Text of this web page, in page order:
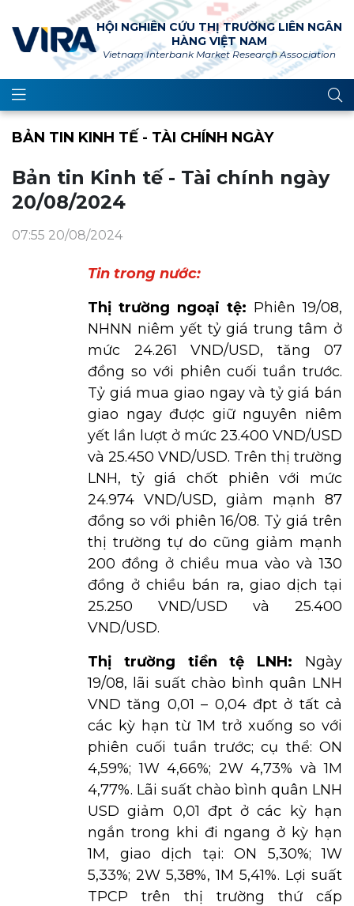
HỘI NGHIÊN CỨU THỊ TRƯỜNG LIÊN NGÂN
HÀNG VIỆT NAM
Vietnam Interbank Market Research Association
BẢN TIN KINH TẾ - TÀI CHÍNH NGÀY
Bản tin Kinh tế - Tài chính ngày
20/08/2024
07:55 20/08/2024
Tin trong nước:
Thị trường ngoại tệ: Phiên 19/08,
NHNN niêm yết tỷ giá trung tâm ở
mức 24.261 VND/USD, tăng 07
đồng so với phiên cuối tuần trước.
Tỷ giá mua giao ngay và tỷ giá bán
giao ngay được giữ nguyên niêm
yết lần lượt ở mức 23.400 VND/USD
và 25.450 VND/USD. Trên thị trường
LNH, tỷ giá chốt phiên với mức
24.974 VND/USD, giảm mạnh 87
đồng so với phiên 16/08. Tỷ giá trên
thị trường tự do cũng giảm mạnh
200 đồng ở chiều mua vào và 130
đồng ở chiều bán ra, giao dịch tại
25.250 VND/USD và 25.400
VND/USD.
Thị trường tiền tệ LNH: Ngày
19/08, lãi suất chào bình quân LNH
VND tăng 0,01 – 0,04 đpt ở tất cả
các kỳ hạn từ 1M trở xuống so với
phiên cuối tuần trước; cụ thể: ON
4,59%; 1W 4,66%; 2W 4,73% và 1M
4,77%. Lãi suất chào bình quân LNH
USD giảm 0,01 đpt ở các kỳ hạn
ngắn trong khi đi ngang ở kỳ hạn
1M, giao dịch tại: ON 5,30%; 1W
5,33%; 2W 5,38%, 1M 5,41%. Lợi suất
TPCP trên thị trường thứ cấp